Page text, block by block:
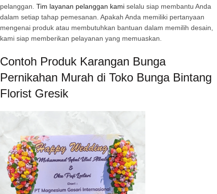
pelanggan. Tim layanan pelanggan kami selalu siap membantu Anda
dalam setiap tahap pemesanan. Apakah Anda memiliki pertanyaan
mengenai produk atau membutuhkan bantuan dalam memilih desain,
kami siap memberikan pelayanan yang memuaskan.
Contoh Produk Karangan Bunga
Pernikahan Murah di Toko Bunga Bintang
Florist Gresik